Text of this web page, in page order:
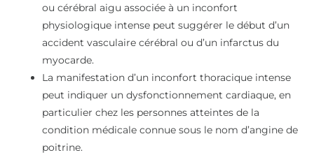
ou cérébral aigu associée à un inconfort
physiologique intense peut suggérer le début d’un
accident vasculaire cérébral ou d’un infarctus du
myocarde.
La manifestation d’un inconfort thoracique intense
peut indiquer un dysfonctionnement cardiaque, en
particulier chez les personnes atteintes de la
condition médicale connue sous le nom d’angine de
poitrine.